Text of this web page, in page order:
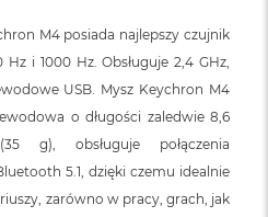
M4 posiada najlepszy czujnik
i 1000 Hz. Obsługuje 2,4 GHz,
USB. Mysz Keychron M4
o długości zaledwie 8,6
g), obsługuje połączenia
5.1, dzięki czemu idealnie
zarówno w pracy, grach, jak